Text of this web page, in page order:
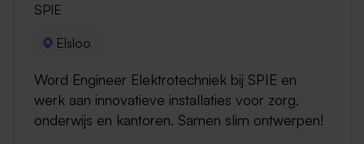
SPIE
Elsloo
Word Engineer Elektrotechniek bij SPIE en
werk aan innovatieve installaties voor zorg,
onderwijs en kantoren. Samen slim ontwerpen!